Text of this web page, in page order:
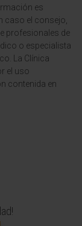
es
caso el consejo,
profesionales de
o especialista
La Clínica
el uso
contenida en